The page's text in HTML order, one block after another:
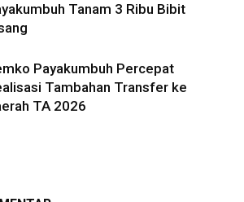
Tanam 3 Ribu Bibit
Payakumbuh Percepat
Tambahan Transfer ke
TA 2026